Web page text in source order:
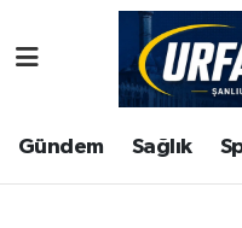
Gündem Sağlık
ASAYİS
ÇEVRE
Şanlıurfa
Şanlıurfa Hava